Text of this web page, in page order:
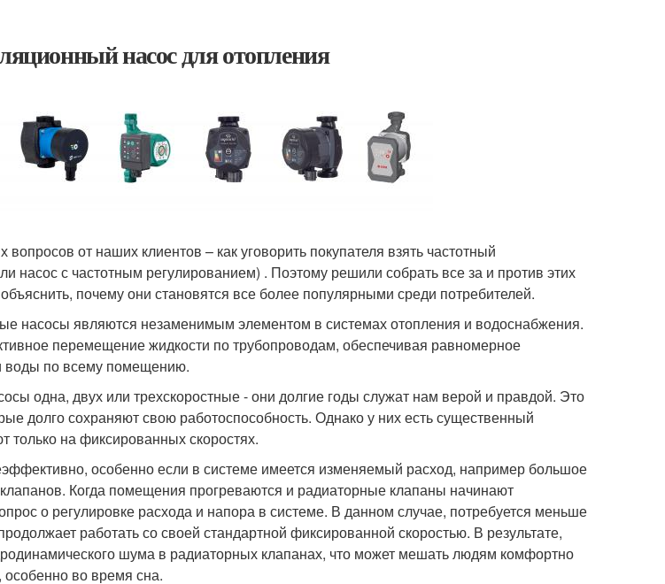
насос для отопления
от наших клиентов – как уговорить покупателя взять частотный
насос с частотным регулированием) . Поэтому решили собрать все за и против этих
почему они становятся все более популярными среди потребителей.
насосы являются незаменимым элементом в системах отопления и водоснабжения.
перемещение жидкости по трубопроводам, обеспечивая равномерное
воды по всему помещению.
одна, двух или трехскоростные - они долгие годы служат нам верой и правдой. Это
долго сохраняют свою работоспособность. Однако у них есть существенный
только на фиксированных скоростях.
особенно если в системе имеется изменяемый расход, например большое
Когда помещения прогреваются и радиаторные клапаны начинают
о регулировке расхода и напора в системе. В данном случае, потребуется меньше
работать со своей стандартной фиксированной скоростью. В результате,
шума в радиаторных клапанах, что может мешать людям комфортно
во время сна.